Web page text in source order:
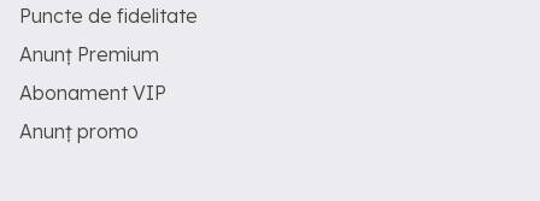
Puncte de fidelitate
Anunț Premium
Abonament VIP
Anunț promo